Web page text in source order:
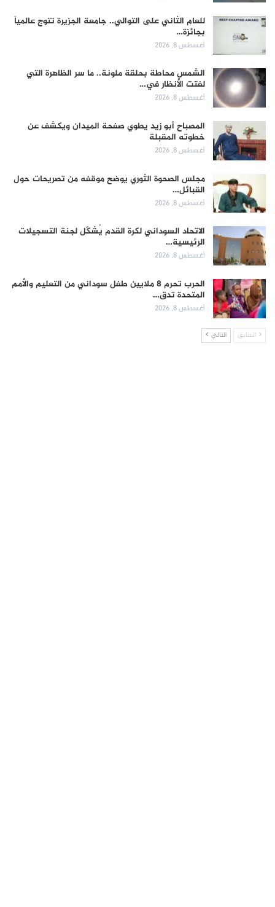
للعام الثاني على التوالي.. جامعة الجزيرة تتوج عالمياً
بجائزة…
أغسطس 8, 2026
الشمس محاطة بحلقة ملونة.. ما سر الظاهرة التي
لفتت الأنظار في…
أغسطس 8, 2026
المصباح أبو زيد يطوي صفحة الميدان ويكشف عن
خطوته المقبلة
أغسطس 8, 2026
مجلس الصحوة الثوري يوضح موقفه من تصريحات حول
القبائل…
أغسطس 8, 2026
الاتحاد السوداني لكرة القدم يُشكّل لجنة التسجيلات
الرئيسية…
أغسطس 8, 2026
الحرب تحرم 8 ملايين طفل سوداني من التعليم والأمم
المتحدة تدق…
أغسطس 8, 2026
السابق التالي